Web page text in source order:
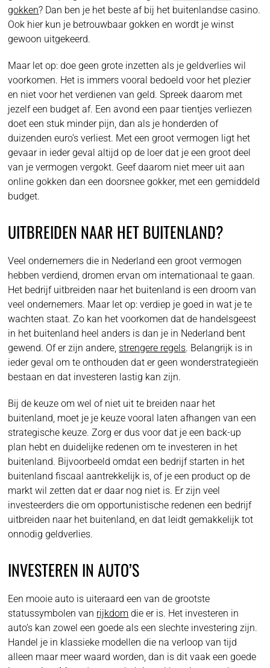
gokken? Dan ben je het beste af bij het buitenlandse casino.
Ook hier kun je betrouwbaar gokken en wordt je winst
gewoon uitgekeerd.
Maar let op: doe geen grote inzetten als je geldverlies wil
voorkomen. Het is immers vooral bedoeld voor het plezier
en niet voor het verdienen van geld. Spreek daarom met
jezelf een budget af. Een avond een paar tientjes verliezen
doet een stuk minder pijn, dan als je honderden of
duizenden euro’s verliest. Met een groot vermogen ligt het
gevaar in ieder geval altijd op de loer dat je een groot deel
van je vermogen vergokt. Geef daarom niet meer uit aan
online gokken dan een doorsnee gokker, met een gemiddeld
budget.
UITBREIDEN NAAR HET BUITENLAND?
Veel ondernemers die in Nederland een groot vermogen
hebben verdiend, dromen ervan om internationaal te gaan.
Het bedrijf uitbreiden naar het buitenland is een droom van
veel ondernemers. Maar let op: verdiep je goed in wat je te
wachten staat. Zo kan het voorkomen dat de handelsgeest
in het buitenland heel anders is dan je in Nederland bent
gewend. Of er zijn andere, strengere regels. Belangrijk is in
ieder geval om te onthouden dat er geen wonderstrategieën
bestaan en dat investeren lastig kan zijn.
Bij de keuze om wel of niet uit te breiden naar het
buitenland, moet je je keuze vooral laten afhangen van een
strategische keuze. Zorg er dus voor dat je een back-up
plan hebt en duidelijke redenen om te investeren in het
buitenland. Bijvoorbeeld omdat een bedrijf starten in het
buitenland fiscaal aantrekkelijk is, of je een product op de
markt wil zetten dat er daar nog niet is. Er zijn veel
investeerders die om opportunistische redenen een bedrijf
uitbreiden naar het buitenland, en dat leidt gemakkelijk tot
onnodig geldverlies.
INVESTEREN IN AUTO’S
Een mooie auto is uiteraard een van de grootste
statussymbolen van rijkdom die er is. Het investeren in
auto’s kan zowel een goede als een slechte investering zijn.
Handel je in klassieke modellen die na verloop van tijd
alleen maar meer waard worden, dan is dit vaak een goede